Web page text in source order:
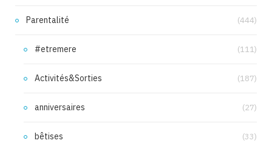
Parentalité (444)
#etremere (111)
Activités&Sorties (187)
anniversaires (27)
bêtises (33)